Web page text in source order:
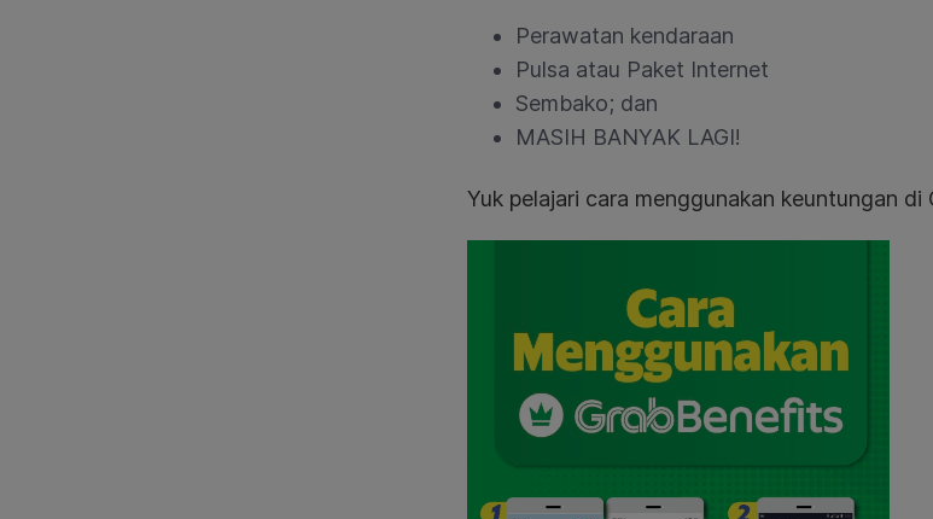
Perawatan kendaraan
Pulsa atau Paket Internet
Sembako; dan
MASIH BANYAK LAGI!
Yuk pelajari cara menggunakan keuntungan